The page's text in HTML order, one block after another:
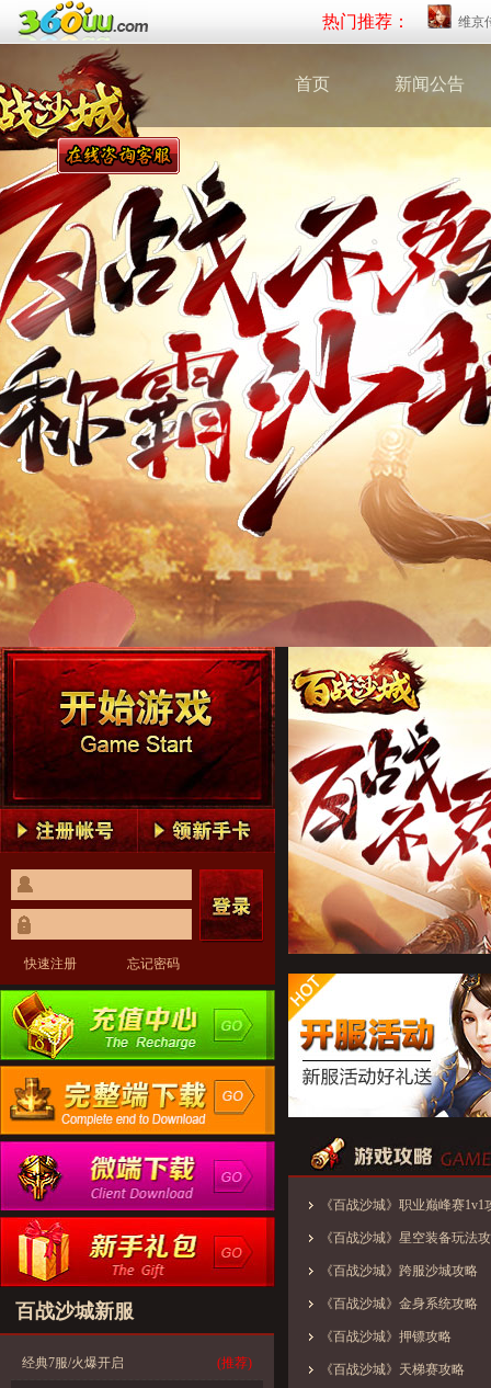
热门推荐： 维京
首页 新闻公告
快速注册 忘记密码
百战沙城新服
经典7服/火爆开启 (推荐)
百战沙城1
百战沙城2
百战沙城3
百战沙城4
百战沙城5
《百战沙城》职业巅峰赛1v1
《百战沙城》星空装备玩法
《百战沙城》跨服沙城攻略
《百战沙城》金身系统攻略
《百战沙城》押镖攻略
《百战沙城》天梯赛攻略